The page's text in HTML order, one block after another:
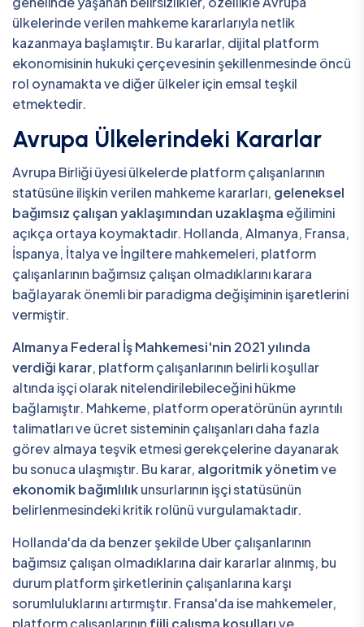
ülkelerinde verilen mahkeme kararlarıyla netlik
kazanmaya başlamıştır. Bu kararlar, dijital platform
ekonomisinin hukuki çerçevesinin şekillenmesinde öncü
rol oynamakta ve diğer ülkeler için emsal teşkil
etmektedir.
Avrupa Ülkelerindeki Kararlar
Avrupa Birliği üyesi ülkelerde platform çalışanlarının
statüsüne ilişkin verilen mahkeme kararları, geleneksel
bağımsız çalışan yaklaşımından uzaklaşma eğilimini
açıkça ortaya koymaktadır. Hollanda, Almanya, Fransa,
İspanya, İtalya ve İngiltere mahkemeleri, platform
çalışanlarının bağımsız çalışan olmadıklarını karara
bağlayarak önemli bir paradigma değişiminin işaretlerini
vermiştir.
Almanya Federal İş Mahkemesi'nin 2021 yılında
verdiği karar, platform çalışanlarının belirli koşullar
altında işçi olarak nitelendirilebileceğini hükme
bağlamıştır. Mahkeme, platform operatörünün ayrıntılı
talimatları ve ücret sisteminin çalışanları daha fazla
görev almaya teşvik etmesi gerekçelerine dayanarak
bu sonuca ulaşmıştır. Bu karar, algoritmik yönetimve
ekonomik bağımlılıkunsurlarının işçi statüsünün
belirlenmesindeki kritik rolünü vurgulamaktadır.
Hollanda'da da benzer şekilde Uber çalışanlarının
bağımsız çalışan olmadıklarına dair kararlar alınmış, bu
durum platform şirketlerinin çalışanlarına karşı
sorumluluklarını artırmıştır. Fransa'da ise mahkemeler,
platform çalışanlarının fiili çalışma koşullarıve